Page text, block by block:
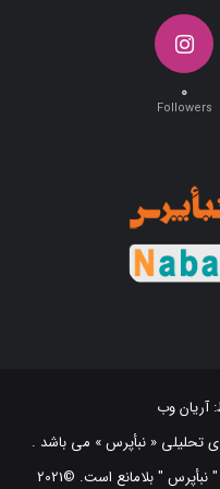
۰
Followers
آریان وب
تحلیلی « نبأپرس » می باشد .
استفاده از اخبار و نقل مطالب با ذکر منبع "‌ نبأپرس " بلامانع است. ©2021